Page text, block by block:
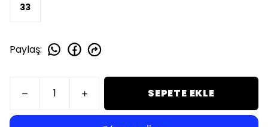
33
Paylaş:
SEPETE EKLE